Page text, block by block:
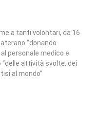
a tanti volontari, da 16
“donando
personale medico e
“delle attività svolte, dei
al mondo”